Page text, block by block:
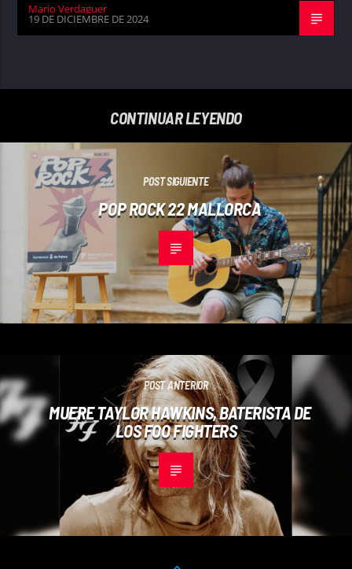
Mario Verdaguer
19 DE DICIEMBRE DE 2024
CONTINUAR LEYENDO
POST SIGUIENTE
POP ROCK 22 MALLORCA
POST ANTERIOR
MUERE TAYLOR HAWKINS, BATERISTA DE
LOS FOO FIGHTERS